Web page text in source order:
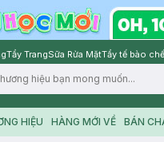
Tẩy TrangSữa Rửa MặtTẩy tế bào
HIỆU HÀNG MỚI VỀ BÁN